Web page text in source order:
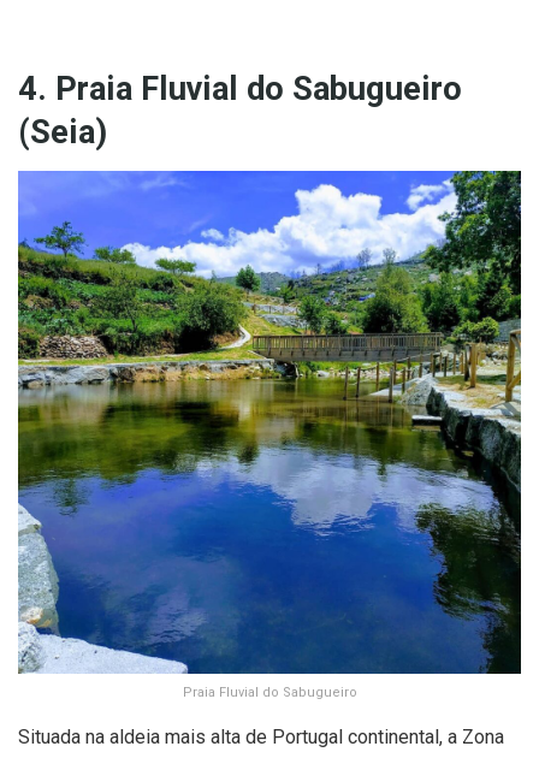
4. Praia Fluvial do Sabugueiro
(Seia)
Praia Fluvial do Sabugueiro
Situada na aldeia mais alta de Portugal continental, a Zona